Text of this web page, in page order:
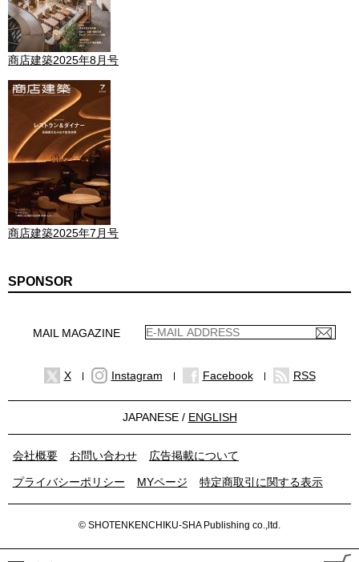
商店建築2025年8月号
商店建築2025年7月号
SPONSOR
MAIL MAGAZINE
X Instagram Facebook RSS
JAPANESE / ENGLISH
会社概要 お問い合わせ 広告掲載について
プライバシーポリシー MYページ 特定商取引に関する表示
© SHOTENKENCHIKU-SHA Publishing co.,ltd.